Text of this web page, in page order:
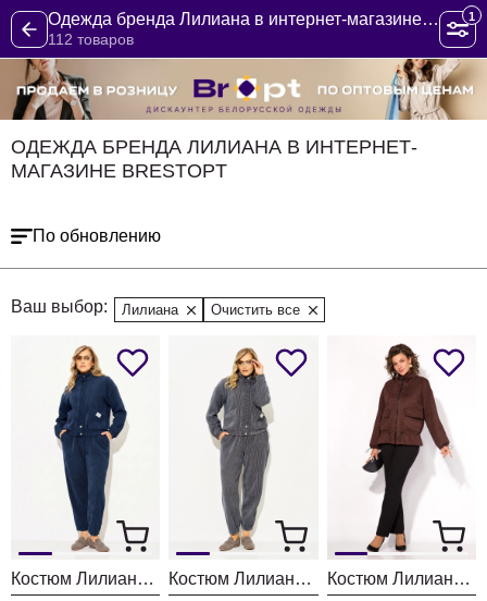
Одежда бренда Лилиана в интернет-магазине BrestOpt
112 товаров
1
ОДЕЖДА БРЕНДА ЛИЛИАНА В ИНТЕРНЕТ-
МАГАЗИНЕ BRESTOPT
По обновлению
Ваш выбор: Лилиана Очистить все
Костюм Лилиана 1563 индиго Костюм Лилиана 1563 графит Костюм Лилиана 1560БрПн шоколад + черный